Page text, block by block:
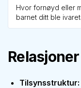
Hvor fornøyd eller
barnet ditt ble
Relasjoner
Tilsynsstruktur: